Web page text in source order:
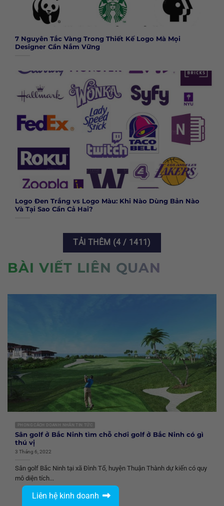
7 Nguyên Tắc Vàng Trong Thiết Kế Logo Mà Mọi
Designer Cần Nắm Vững
Logo Đen Trắng vs Logo Màu: Khi Nào Dùng Bản Nào
Và Tại Sao Cần Cả Hai?
TẢI THÊM (4 / 1411)
BÀI VIẾT LIÊN QUAN
PHONG CÁCH DOANH NHÂN TIN TỨC
Sân golf ở Bắc Ninh tìm chỗ chơi golf ở Bắc Ninh có gì
thú vị
3 Tháng 6, 2022
Sân golf Bắc Ninh tại xã Đình Tổ, huyện Thuận Thành dự kiến có quy
mô diện tích...
Liên hệ kinh doanh